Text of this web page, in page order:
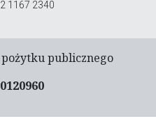
1167 2340
publicznego